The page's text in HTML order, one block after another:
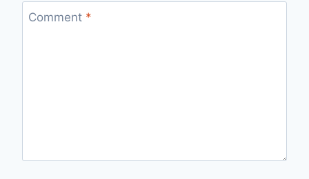
Comment *